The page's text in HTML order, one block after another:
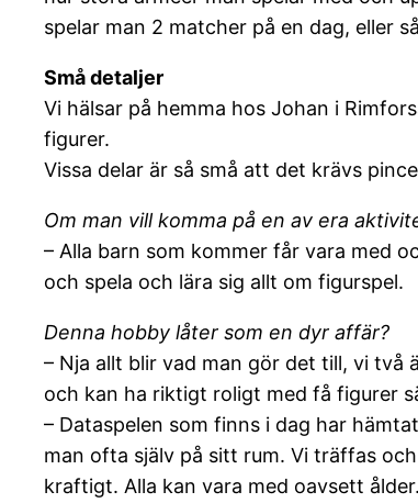
spelar man 2 matcher på en dag, eller
Små detaljer
Vi hälsar på hemma hos Johan i
figurer.
Vissa delar är så små att det krävs
Om man vill komma på en av era
– Alla barn som kommer får vara med
och spela och lära sig allt om figurspel.
Denna hobby låter som en dyr affär?
– Nja allt blir vad man gör det till, vi två
och kan ha riktigt roligt med få figurer
– Dataspelen som finns i dag har
man ofta själv på sitt rum. Vi träffas
kraftigt. Alla kan vara med oavsett